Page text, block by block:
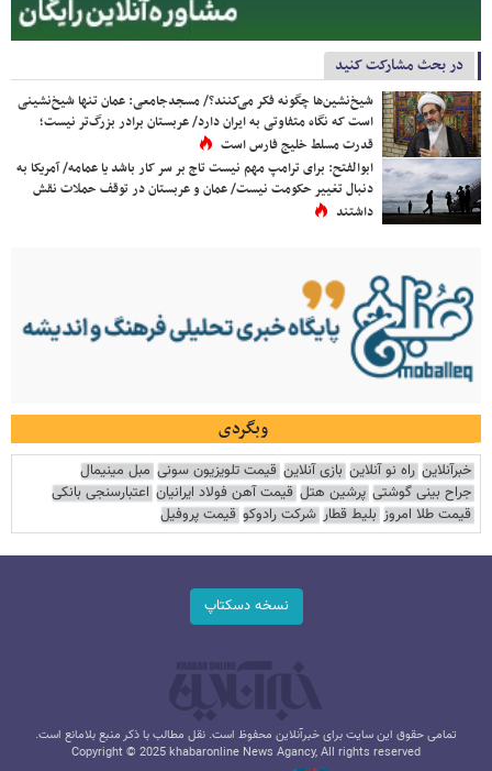
در بحث مشارکت کنید
شیخ‌نشین‌ها چگونه فکر می‌کنند؟/ مسجدجامعی: عمان تنها شیخ‌نشینی
است که نگاه متفاوتی به ایران دارد/ عربستان برادر بزرگ‌تر نیست؛
قدرت مسلط خلیج فارس است
ابوالفتح: برای ترامپ مهم نیست تاج بر سر کار باشد یا عمامه/ آمریکا به
دنبال تغییر حکومت نیست/ عمان و عربستان در توقف حملات نقش
داشتند
وبگردی
خبرآنلاین راه نو آنلاین بازی آنلاین قیمت تلویزیون سونی مبل مینیمال
جراح بینی گوشتی پرشین هتل قیمت آهن فولاد ایرانیان اعتبارسنجی بانکی
قیمت طلا امروز بلیط قطار شرکت رادوکو قیمت پروفیل
نسخه دسکتاپ
تمامی حقوق این سایت برای خبرآنلاین محفوظ است. نقل مطالب با ذکر منبع بلامانع است.
Copyright © 2025 khabaronline News Agancy, All rights reserved